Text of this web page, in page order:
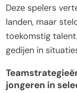
Deze spelers
landen, maar
toekomstig
gedijen in
jongeren in